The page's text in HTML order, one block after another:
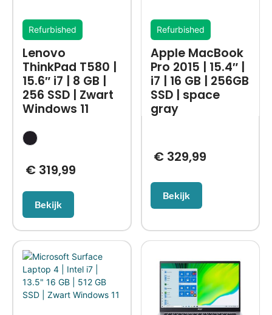
Refurbished
Lenovo
ThinkPad T580 |
15.6″ i7 | 8 GB |
256 SSD | Zwart
Windows 11
€319,99
Bekijk
Refurbished
Apple MacBook
Pro 2015 | 15.4″ |
i7 | 16 GB | 256GB
SSD | space
gray
€ 329,99
Bekijk